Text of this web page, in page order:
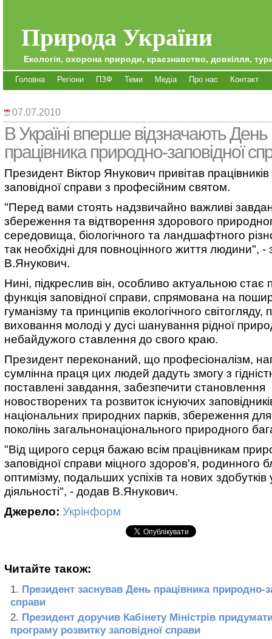
Природа України
Екологія, охорона природи, краєзнавство, довкілля,
Головна Регіони ПЗФ Теми Медіа Про нас Контакт
07.07.2010
В Україні вперше відзначають День
працівника природно-заповідної
Президент Віктор Янукович привітав
заповідної справи з професійним святом.
"Перед вами стоять надзвичайно важливі
збереження та відтворення здорового
середовища, біологічного та ландшафтного
так необхідні для повноцінного життя людини", -
В.Янукович.
Нині, підкреслив він, особливо актуальною стає
функція заповідної справи, спрямована на
гуманізму та принципів екологічного світогляду,
виховання молоді у дусі шанування рідної
небайдужого ставлення до свого краю.
Президент переконаний, що професіоналізм,
сумлінна праця цих людей дадуть змогу з
поставлені завдання, забезпечити становлення
новостворених та розвиток існуючих
національних природних парків, збереження
поколінь загальнонаціонального природного
"Від щирого серця бажаю всім працівникам
заповідної справи міцного здоров'я, родинного
оптимізму, подальших успіхів та нових здобутків
діяльності", - додав В.Янукович.
Джерело: Укрінформ
Читайте також:
Президент заснував День працівника природно-
справи
Президент доручив Кабінету Міністрів
програму розвитку заповідної справи